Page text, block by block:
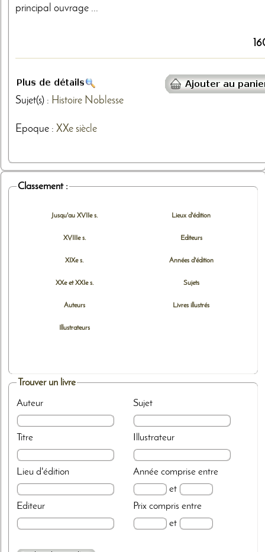
principal ouvrage ...
Sujet(s) : Histoire Noblesse
Epoque : XXe siècle
Classement :
Jusqu'au XVIIe s.
XVIIIe s.
XIXe s.
XXe et XXIe s.
Auteurs
Illustrateurs
Lieux d'édition
Editeurs
Années d'édition
Sujets
Livres illustrés
Trouver un livre
Auteur
Titre
Lieu d'édition
Editeur
Sujet
Illustrateur
Annéecomprise entre
et
Prixcompris entre
et